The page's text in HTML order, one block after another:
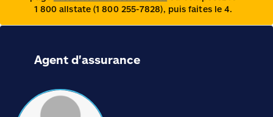
1 800 allstate (1 800 255-7828), puis faites le 4.
Agent d'assurance